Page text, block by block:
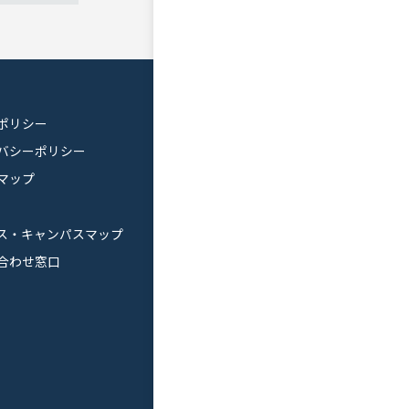
リシー
シーポリシー
ップ
・キャンパスマップ
わせ窓口